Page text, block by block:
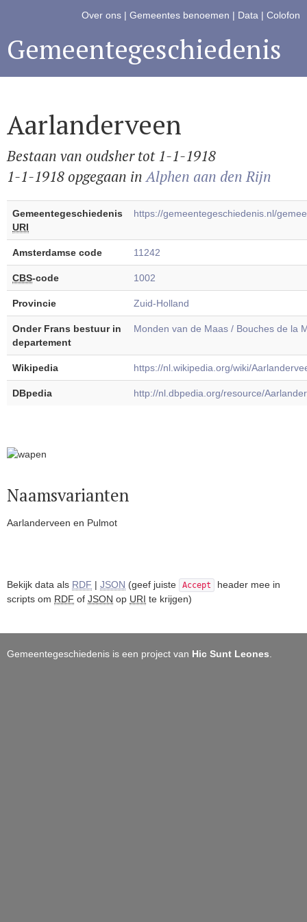
Over ons | Gemeentes benoemen | Data | Colofon
Gemeentegeschiedenis
Aarlanderveen
Bestaan van oudsher tot 1-1-1918
1-1-1918 opgegaan inAlphen aan den Rijn
Gemeentegeschiedenis
URI
https://gemeentegeschiedenis.nl/
Amsterdamse code 11242
CBS-code 1002
Provincie Zuid-Holland
Onder Frans bestuur in
departement
Monden van de Maas / Bouches de la
Wikipedia https://nl.wikipedia.org/wiki/
DBpedia http://nl.dbpedia.org/resource/
Naamsvarianten
Aarlanderveen en Pulmot
Bekijk data als RDF | JSON (geef juiste Accept
header mee in
scripts om RDF of JSON op URI te krijgen)
Gemeentegeschiedenis is een project van Hic Sunt Leones.